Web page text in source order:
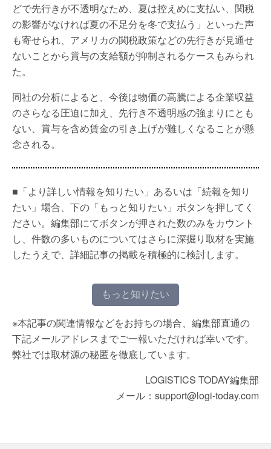
どで先行きが不透明なため、夏は控えめに支払い、関税
の影響がなければ夏の不足分を冬で支払う」といった声
も寄せられ、アメリカの関税政策などの先行きが見通せ
ないことから賞与の支給額が抑制されるケースもみられ
た。
同社の分析によると、今後は物価の高騰による企業収益
のさらなる圧迫に加え、先行き不透明感の強まりにとも
ない、賞与を含め賃金の引き上げが難しくなることが懸
念される。
■「より詳しい情報を知りたい」あるいは「続報を知り
たい」場合、下の「もっと知りたい」ボタンを押してく
ださい。編集部にてボタンが押された数のみをカウント
し、件数の多いものについてはさらに深掘り取材を実施
したうえで、詳細記事の掲載を積極的に検討します。
もっと知りたい
※本記事の関連情報などをお持ちの場合、編集部直通の
下記メールアドレスまでご一報いただければ幸いです。
弊社では取材源の秘匿を徹底しています。
LOGISTICS TODAY編集部
メール：support@logi-today.com